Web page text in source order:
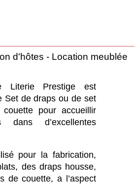
d'hôtes - Location meublée
Literie Prestige est
Set de draps ou de set
pour accueillir
dans d’excellentes
pour la fabrication,
des draps housse,
de couette, a l’aspect